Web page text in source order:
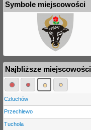
Symbole miejscowości
Najbliższe miejscowości
Człuchów
Przechlewo
Tuchola